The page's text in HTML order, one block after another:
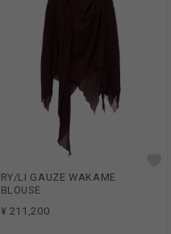
RY/LI GAUZE WAKAME
BLOUSE
¥ 211,200